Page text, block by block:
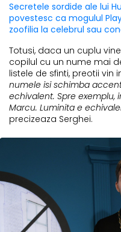
Secretele sordide ale lui
povestesc ca mogulul
zoofilia la celebrul sau
Totusi, daca un cuplu
copilul cu un nume mai
listele de sfinti, preotii vin
numele isi schimba
echivalent. Spre exemplu,
Marcu. Luminita e
precizeaza Serghei.